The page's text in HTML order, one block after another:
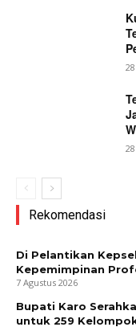
Rekomendasi
Di Pelantikan
Kepemimpinan
7 Agustus 2026
Bupati Karo
untuk 259